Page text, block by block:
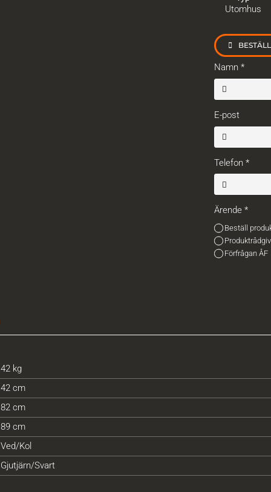
Utomhus
Namn *
E-post
Telefon *
Ärende *
Beställ
Förfrågan ÅF
42 kg
42 cm
82 cm
89 cm
Ved/Kol
Gjutjärn/Svart